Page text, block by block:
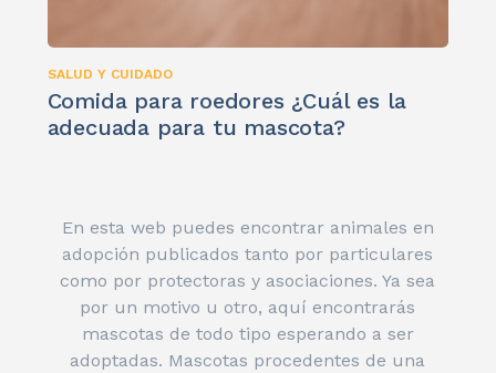
SALUD Y CUIDADO
Comida para roedores ¿Cuál es la
adecuada para tu mascota?
En esta web puedes encontrar animales en
adopción publicados tanto por particulares
como por protectoras y asociaciones. Ya sea
por un motivo u otro, aquí encontrarás
mascotas de todo tipo esperando a ser
adoptadas. Mascotas procedentes de una